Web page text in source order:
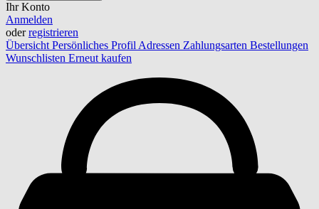
Ihr Konto
Anmelden
oderregistrieren
Übersicht Persönliches Profil Adressen Zahlungsarten Bestellungen
Wunschlisten Erneut kaufen